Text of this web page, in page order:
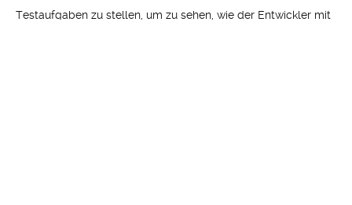
Testaufgaben zu stellen, um zu sehen, wie der Entwickler mit